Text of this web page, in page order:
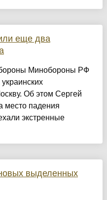
еще два
Минобороны РФ
Об этом Сергей
место падения
экстренные
выделенных